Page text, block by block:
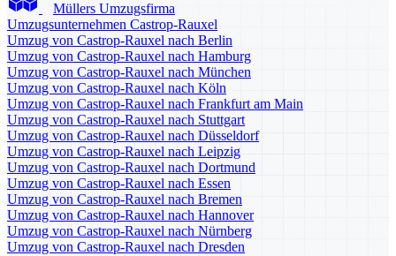
Müllers Umzugsfirma
Umzugsunternehmen Castrop-Rauxel
Umzug von Castrop-Rauxel nach Berlin
Umzug von Castrop-Rauxel nach Hamburg
Umzug von Castrop-Rauxel nach München
Umzug von Castrop-Rauxel nach Köln
Umzug von Castrop-Rauxel nach Frankfurt am Main
Umzug von Castrop-Rauxel nach Stuttgart
Umzug von Castrop-Rauxel nach Düsseldorf
Umzug von Castrop-Rauxel nach Leipzig
Umzug von Castrop-Rauxel nach Dortmund
Umzug von Castrop-Rauxel nach Essen
Umzug von Castrop-Rauxel nach Bremen
Umzug von Castrop-Rauxel nach Hannover
Umzug von Castrop-Rauxel nach Nürnberg
Umzug von Castrop-Rauxel nach Dresden